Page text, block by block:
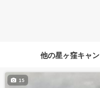
他の星ヶ窪キャ
15